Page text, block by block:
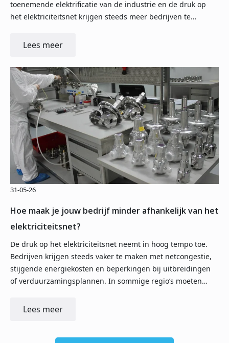
toenemende elektrificatie van de industrie en de druk op
het elektriciteitsnet krijgen steeds meer bedrijven te…
Lees meer
Hoe maak je jouw bedrijf minder afhankelijk van het
elektriciteitsnet?
31-05-26
De druk op het elektriciteitsnet neemt in hoog tempo toe.
Bedrijven krijgen steeds vaker te maken met netcongestie,
stijgende energiekosten en beperkingen bij uitbreidingen
of verduurzamingsplannen. In sommige regio’s moeten…
Lees meer